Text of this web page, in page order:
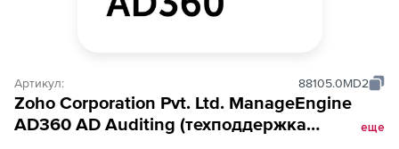
Артикул: 88105.0MD2
Zoho Corporation Pvt. Ltd. ManageEngine
AD360 AD Auditing (техподдержка
еще